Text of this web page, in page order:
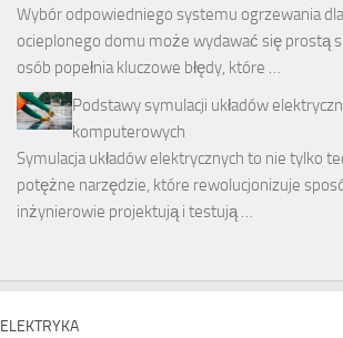
Wybór odpowiedniego systemu ogrzewania
ocieplonego domu może wydawać się prostą
osób popełnia kluczowe błędy, które …
Podstawy symulacji układów
komputerowych
Symulacja układów elektrycznych to nie tylko
potężne narzędzie, które rewolucjonizuje
inżynierowie projektują i testują …
ELEKTRYKA